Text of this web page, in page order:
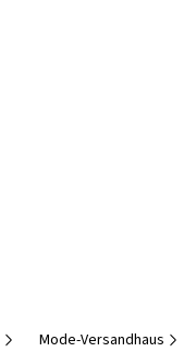
Mode-Versandhaus